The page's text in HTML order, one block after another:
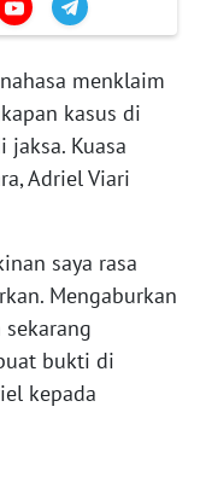
menklaim
kasus di
Kuasa
Adriel Viari
saya rasa
Mengaburkan
bukti di
kepada